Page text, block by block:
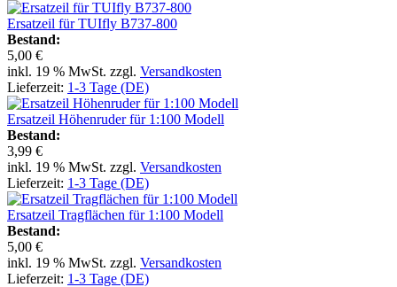
Ersatzeil für TUIfly B737-800
Bestand:
5,00 €
inkl. 19 % MwSt. zzgl. Versandkosten
Lieferzeit: 1-3 Tage (DE)
Ersatzeil Höhenruder für 1:100 Modell
Bestand:
3,99 €
inkl. 19 % MwSt. zzgl. Versandkosten
Lieferzeit: 1-3 Tage (DE)
Ersatzeil Tragflächen für 1:100 Modell
Bestand:
5,00 €
inkl. 19 % MwSt. zzgl. Versandkosten
Lieferzeit: 1-3 Tage (DE)